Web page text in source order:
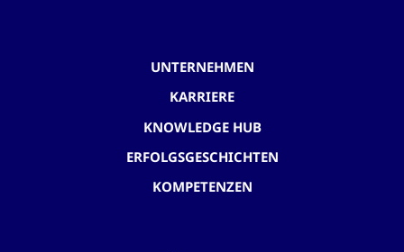
UNTERNEHMEN
KARRIERE
KNOWLEDGE HUB
ERFOLGSGESCHICHTEN
KOMPETENZEN